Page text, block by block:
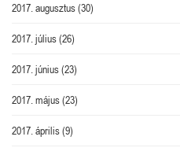
2017. augusztus(30)
2017. július(26)
2017. június(23)
2017. május(23)
2017. április(9)